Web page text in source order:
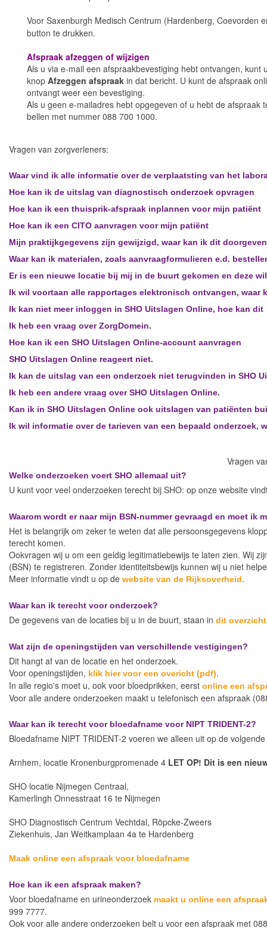
Voor Saxenburgh Medisch Centrum (Hardenberg, Coevorden
button te drukken.
Afspraak afzeggen of wijzigen
Als u via e-mail een afspraakbevestiging hebt ontvangen,
knop Afzeggen afspraak in dat bericht. U kunt de afspraak
ontvangt weer een bevestiging.
Als u geen e-mailadres hebt opgegeven of u hebt de
bellen met nummer 088 700 1000.
Vragen van zorgverleners:
Waar vind ik alle informatie over de verplaatsting van het
Hoe kan ik de uitslag van diagnostisch onderzoek opvragen
Hoe kan ik een thuisprik-afspraak inplannen voor mijn patiënt
Hoe kan ik een CITO aanvragen voor mijn patiënt
Mijn praktijkgegevens zijn gewijzigd, waar kan ik dit doorgeven
Waar kan ik materialen, zoals aanvraagformulieren e.d.
Er is een nieuwe locatie bij mij in de buurt gekomen en deze
Ik wil voortaan alle rapportages elektronisch ontvangen, waar
Ik kan niet meer inloggen in SHO Uitslagen Online, hoe kan dit
Ik heb een vraag over ZorgDomein.
Hoe kan ik een SHO Uitslagen Online-account aanvragen
SHO Uitslagen Online reageert niet.
Ik kan de uitslag van een onderzoek niet terugvinden in SHO
Ik heb een andere vraag over SHO Uitslagen Online.
Kan ik in SHO Uitslagen Online ook uitslagen van patiënten
Ik wil informatie over de tarieven van een bepaald onderzoek,
Vragen
Welke onderzoeken voert SHO allemaal uit?
U kunt voor veel onderzoeken terecht bij SHO: op onze website
Waarom wordt er naar mijn BSN-nummer gevraagd en moet ik
Het is belangrijk om zeker te weten dat alle persoonsgegevens
terecht komen.
Ookvragen wij u om een geldig legitimatiebewijs te laten zien. Wij
(BSN) te registreren. Zonder identiteitsbewijs kunnen wij u niet
Meer informatie vindt u op de website van de Rijksoverheid.
Waar kan ik terecht voor onderzoek?
De gegevens van de locaties bij u in de buurt, staan in dit
Wat zijn de openingstijden van verschillende vestigingen?
Dit hangt af van de locatie en het onderzoek.
Voor openingstijden, klik hier voor een overicht (pdf).
In alle regio's moet u, ook voor bloedprikken, eerst online een
Voor alle andere onderzoeken maakt u telefonisch een afspraak
Waar kan ik terecht voor bloedafname voor NIPT TRIDENT-2?
Bloedafname NIPT TRIDENT-2 voeren we alleen uit op de
Arnhem, locatie Kronenburgpromenade 4 LET OP! Dit is een
SHO locatie Nijmegen Centraal,
Kamerlingh Onnesstraat 16 te Nijmegen
SHO Diagnostisch Centrum Vechtdal, Röpcke-Zweers
Ziekenhuis, Jan Weitkamplaan 4a te Hardenberg
Maak online een afspraak voor bloedafname
Hoe kan ik een afspraak maken?
Voor bloedafname en urineonderzoek maakt u online een
999 7777.
Ook voor alle andere onderzoeken belt u voor een afspraak met